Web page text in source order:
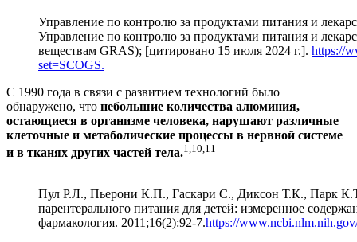
Управление по контролю за продуктами питания и
Управление по контролю за продуктами питания и
веществам GRAS); [цитировано 15 июля 2024 г.]. https://
set=SCOGS.
С 1990 года в связи с развитием технологий было
обнаружено, что небольшие количества алюминия,
остающиеся в организме человека, нарушают различные
клеточные и метаболические процессы в нервной системе
и в тканях других частей тела.1,10,11
Пул Р.Л., Пьерони К.П., Гаскари С., Диксон Т.К., Парк
парентерального питания для детей: измеренное
фармакология. 2011;16(2):92-7.https://